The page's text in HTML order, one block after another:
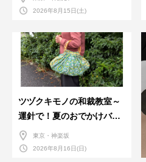
2026年8月15日(土)
ツヅクキモノの和裁教室～
運針で！夏のおでかけバン
ダナバッグづくり～
東京・神楽坂
2026年8月16日(日)